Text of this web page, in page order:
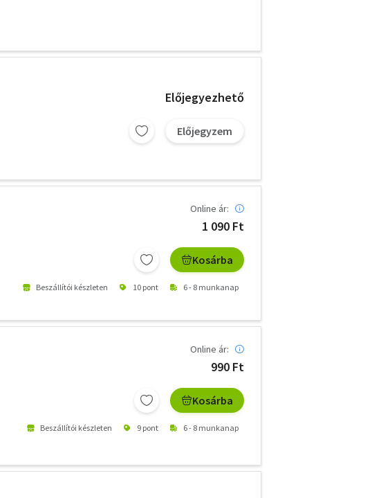
Előjegyezhető
Előjegyzem
Online ár:
1 090 Ft
Kosárba
Beszállítói készleten 10 pont 6 - 8 munkanap
Online ár:
990 Ft
Kosárba
Beszállítói készleten 9 pont 6 - 8 munkanap